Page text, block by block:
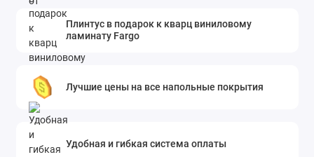
Плинтус в подарок к кварц виниловому
ламинату Fargo
Лучшие цены на все напольные покрытия
Удобная и гибкая система оплаты